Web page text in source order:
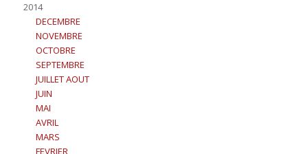
2014
DECEMBRE
NOVEMBRE
OCTOBRE
SEPTEMBRE
JUILLET AOUT
JUIN
MAI
AVRIL
MARS
FEVRIER